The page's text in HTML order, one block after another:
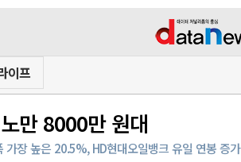
이프
만 8000만 원대
장 높은 20.5%, HD현대오일뱅크 유일 연봉 증가